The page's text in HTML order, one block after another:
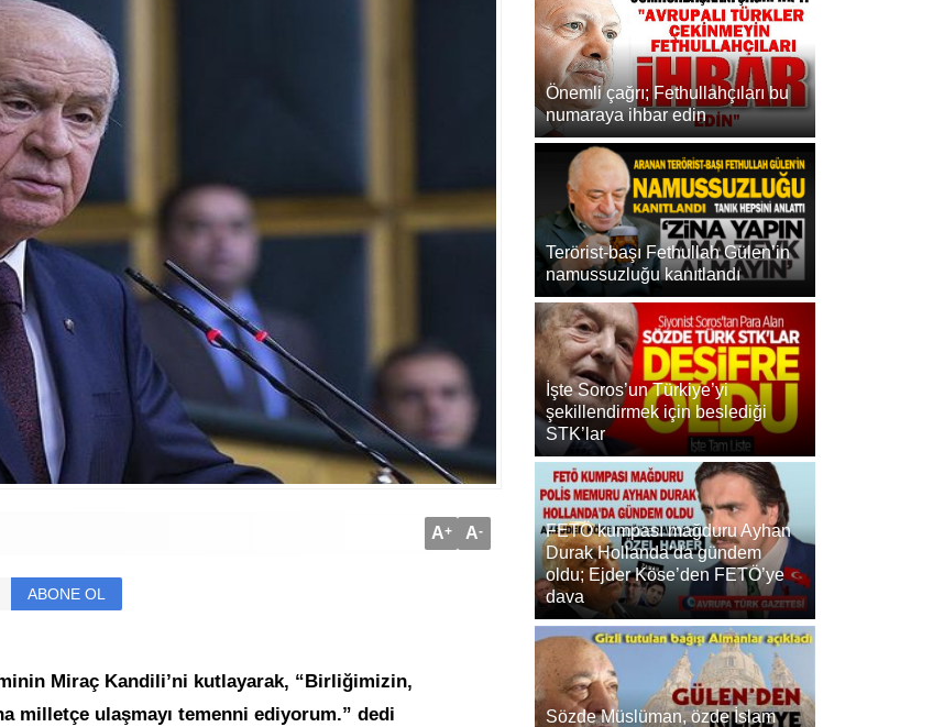
A+ A-
ABONE OL
Miraç Kandili’ni kutlayarak, “Birliğimizin,
milletçe ulaşmayı temenni ediyorum.” dedi
Önemli çağrı; Fethullahçıları bu
numaraya ihbar edin
Terörist-başı Fethullah Gülen’in
namussuzluğu kanıtlandı
İşte Soros’un Türkiye’yi
şekillendirmek için beslediği
STK’lar
FETÖ kumpası mağduru Ayhan
Durak Hollanda’da gündem
oldu; Ejder Köse’den FETÖ’ye
dava
Sözde Müslüman, özde İslam